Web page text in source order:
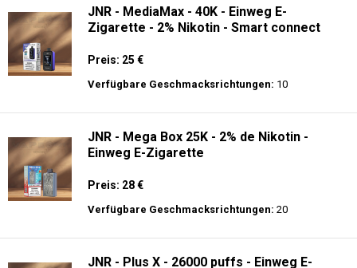
JNR - MediaMax - 40K - Einweg E-
Zigarette - 2% Nikotin - Smart connect
Preis: 25 €
Verfügbare Geschmacksrichtungen: 10
JNR - Mega Box 25K - 2% de Nikotin -
Einweg E-Zigarette
Preis: 28 €
Verfügbare Geschmacksrichtungen: 20
JNR - Plus X - 26000 puffs - Einweg E-